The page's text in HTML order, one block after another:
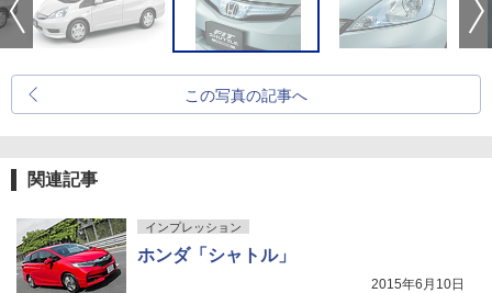
この写真の記事へ
関連記事
インプレッション
ホンダ「シャトル」
2015年6月10日